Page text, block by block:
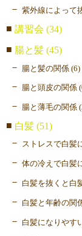
紫外線によって
講習会 (34)
腸と髪 (45)
腸と髪の関係 (6)
腸と頭皮の関係
腸と薄毛の関係
白髪 (51)
ストレスで白髪
体の冷えで白髪
白髪を抜くと白
白髪と年齢の関
白髪になりやす